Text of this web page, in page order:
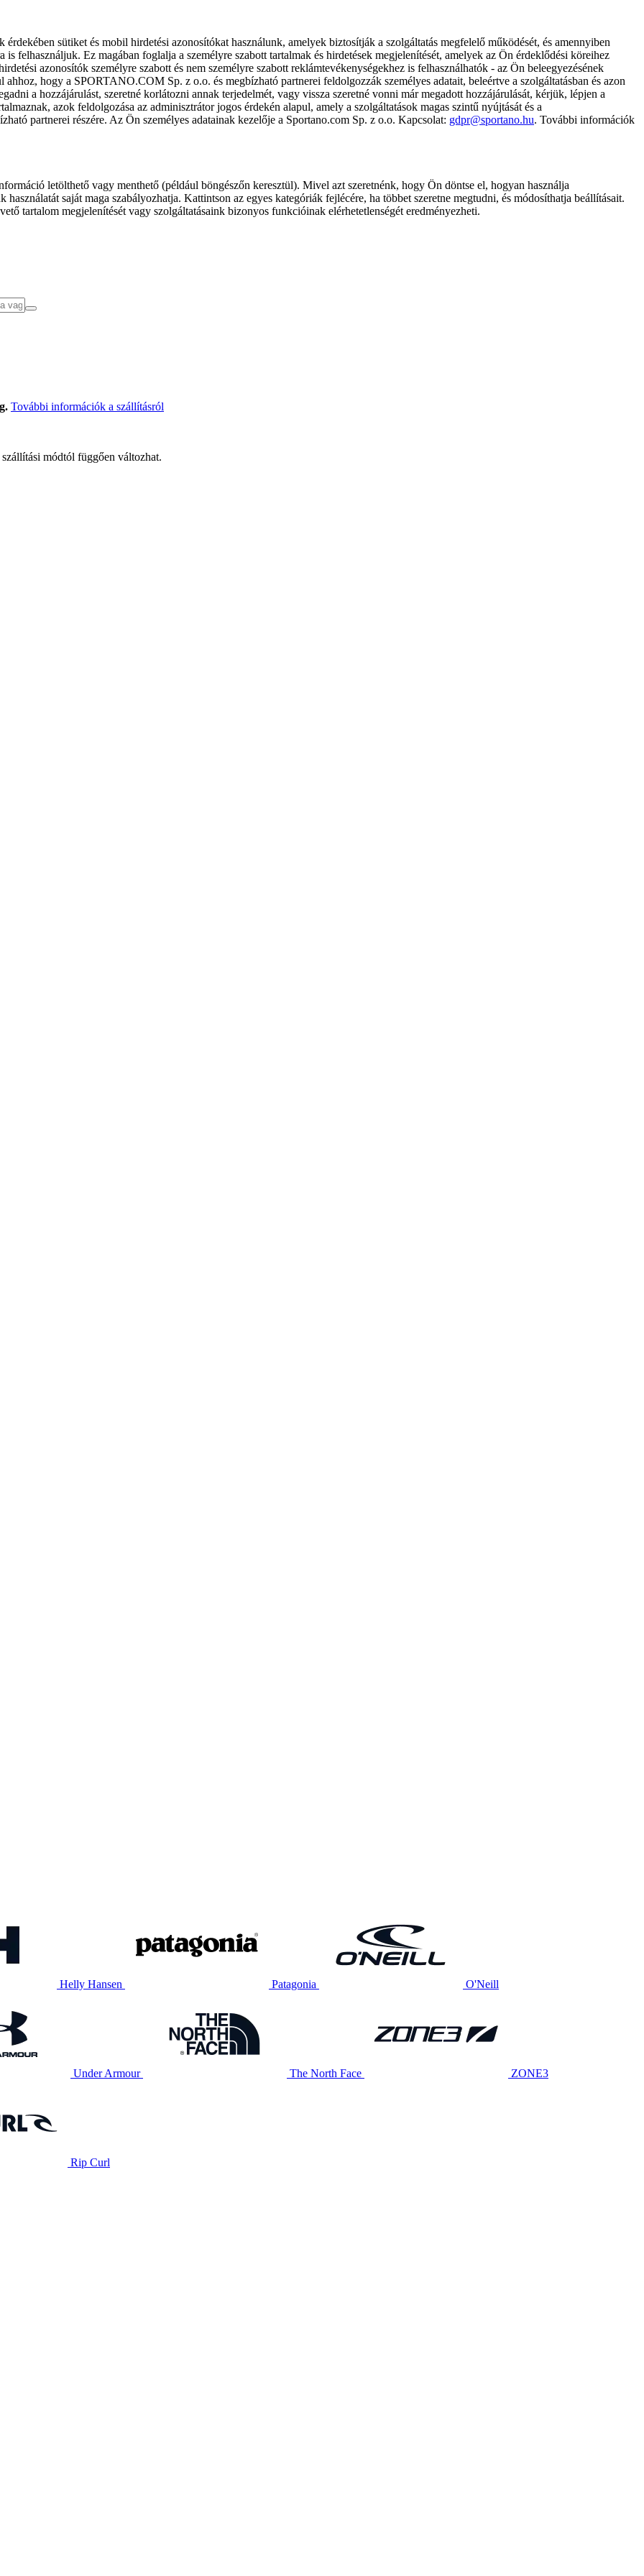
sütiket és mobil hirdetési azonosítókat használunk, amelyek biztosítják a szolgáltatás megfelelő működését, és amennyiben
is felhasználjuk. Ez magában foglalja a személyre szabott tartalmak és hirdetések megjelenítését, amelyek az Ön érdeklődési köreihez
azonosítók személyre szabott és nem személyre szabott reklámtevékenységekhez is felhasználhatók - az Ön beleegyezésének
hogy a SPORTANO.COM Sp. z o.o. és megbízható partnerei feldolgozzák személyes adatait, beleértve a szolgáltatásban és azon
a hozzájárulást, szeretné korlátozni annak terjedelmét, vagy vissza szeretné vonni már megadott hozzájárulását, kérjük, lépjen a
azok feldolgozása az adminisztrátor jogos érdekén alapul, amely a szolgáltatások magas szintű nyújtását és a
partnerei részére. Az Ön személyes adatainak kezelője a Sportano.com Sp. z o.o. Kapcsolat: gdpr@sportano.hu. További információk
letölthető vagy menthető (például böngészőn keresztül). Mivel azt szeretnénk, hogy Ön döntse el, hogyan használja
saját maga szabályozhatja. Kattintson az egyes kategóriák fejlécére, ha többet szeretne megtudni, és módosíthatja beállításait.
tartalom megjelenítését vagy szolgáltatásaink bizonyos funkcióinak elérhetetlenségét eredményezheti.
További információk a szállításról
módtól függően változhat.
Helly Hansen Patagonia O'Neill
Under Armour The North Face ZONE3
Rip Curl